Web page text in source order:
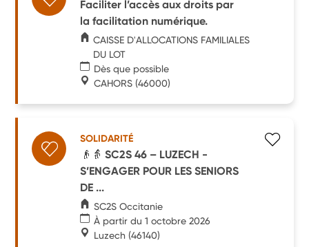
Faciliter l’accès aux droits par
la facilitation numérique.
CAISSE D'ALLOCATIONS FAMILIALES
DU LOT
Dès que possible
CAHORS (46000)
SOLIDARITÉ
👴👵 SC2S 46 – LUZECH -
S’ENGAGER POUR LES SENIORS
DE ...
SC2S Occitanie
À partir du 1 octobre 2026
Luzech (46140)